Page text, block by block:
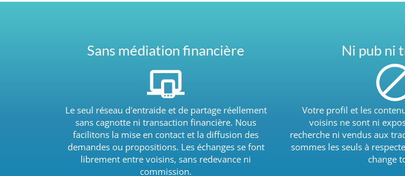
Sans médiation financière
Le seul réseau d'entraide et de partage réellement
sans cagnotte ni transaction financière. Nous
facilitons la mise en contact et la diffusion des
demandes ou propositions. Les échanges se font
librement entre voisins, sans redevance ni
commission.
Ni pub ni
Votre profil et les
voisins ne sont ni
recherche ni vendus aux
sommes les seuls à
change